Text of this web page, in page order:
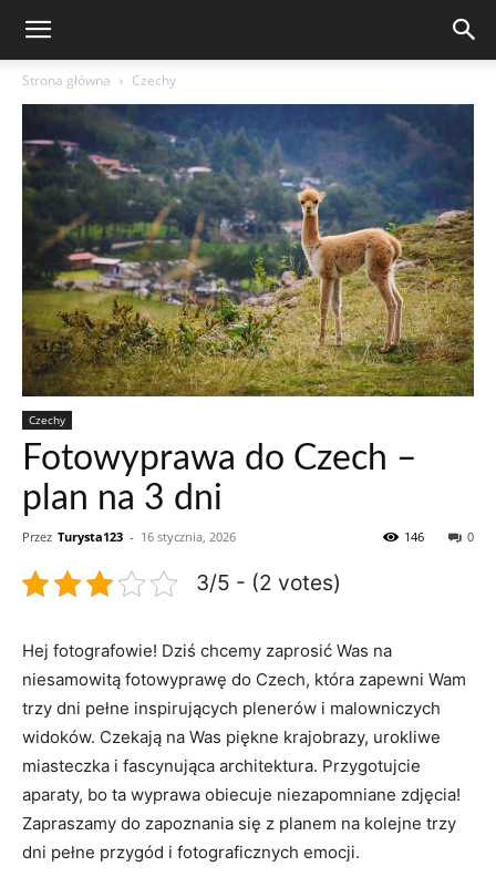
Strona główna Czechy
Czechy
Fotowyprawa do Czech –
plan na 3 dni
Przez Turysta123 - 16 stycznia, 2026 0
146
3/5 - (2 votes)
Hej ⁢fotografowie! Dziś chcemy⁣ zaprosić⁣ Was na
niesamowitą fotowyprawę do Czech, która zapewni Wam
trzy dni ⁤pełne inspirujących⁤ plenerów i malowniczych
widoków.​ Czekają na‍ Was piękne ‍krajobrazy, urokliwe
miasteczka i fascynująca architektura. Przygotujcie
aparaty, bo ta wyprawa obiecuje⁤ niezapomniane zdjęcia!
Zapraszamy ​do ⁣zapoznania się z planem na‌ kolejne trzy
dni pełne przygód i fotograficznych emocji.